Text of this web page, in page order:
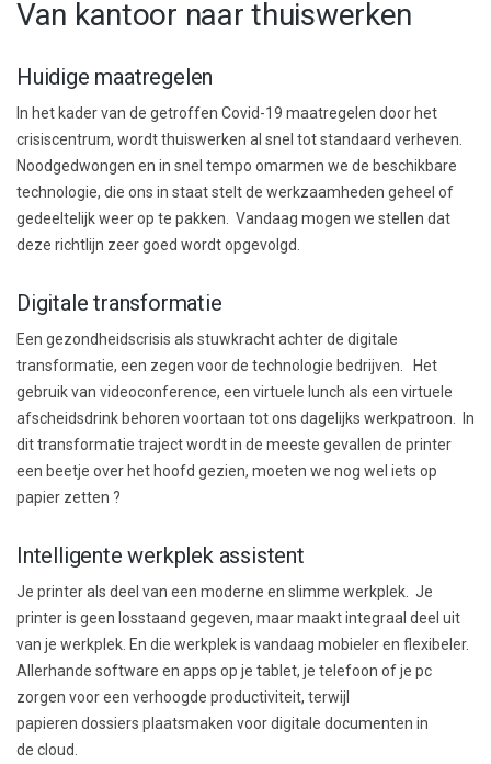
Van kantoor naar thuiswerken
Huidige maatregelen
In het kader van de getroffen Covid-19 maatregelen door het
crisiscentrum, wordt thuiswerken al snel tot standaard verheven.
Noodgedwongen en in snel tempo omarmen we de beschikbare
technologie, die ons in staat stelt de werkzaamheden geheel of
gedeeltelijk weer op te pakken. Vandaag mogen we stellen dat
deze richtlijn zeer goed wordt opgevolgd.
Digitale transformatie
Een gezondheidscrisis als stuwkracht achter de digitale
transformatie, een zegen voor de technologie bedrijven. Het
gebruik van videoconference, een virtuele lunch als een virtuele
afscheidsdrink behoren voortaan tot ons dagelijks werkpatroon. In
dit transformatie traject wordt in de meeste gevallen de printer
een beetje over het hoofd gezien, moeten we nog wel iets op
papier zetten ?
Intelligente werkplek assistent
Je printer als deel van een moderne en slimme werkplek. Je
printer is geen losstaand gegeven, maar maakt integraal deel uit
van je werkplek. En die werkplek is vandaag mobieler en flexibeler.
A llerhande software en apps op je tablet, je telefoon of je pc
zorgen voor een verhoogde productiviteit, terwijl
papieren dossiers plaatsmaken voor digitale documenten in
de cloud.